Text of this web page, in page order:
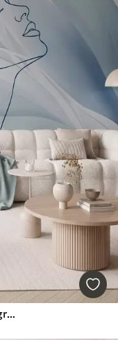
Silhuet af et ansigt på en abstrakt baggrund